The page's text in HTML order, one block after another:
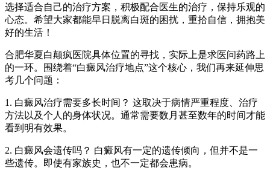
选择适合自己的治疗方案，积极配合医生的治疗，保持乐观的
心态。希望大家都能早日脱离白斑的困扰，重拾自信，拥抱美
好的生活！
合肥华夏白颠疯医院具体位置的寻找，实际上是求医问药路上
的一环。围绕着“白癜风治疗地点”这个核心，我们再来延伸思
考几个问题：
1. 白癜风治疗需要多长时间？ 这取决于病情严重程度、治疗
方法以及个人的身体状况。通常需要数月甚至数年的时间才能
看到明有效果。
2. 白癜风会遗传吗？ 白癜风有一定的遗传倾向，但并不是一
些遗传。即使有家族史，也不一定都会患病。